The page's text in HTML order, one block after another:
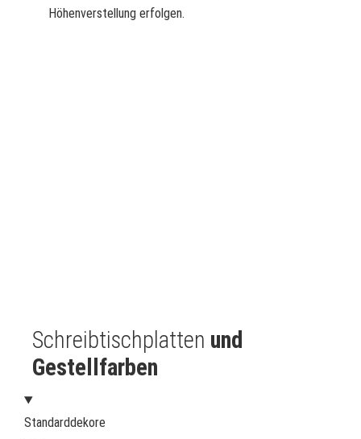
Höhenverstellung erfolgen.
Schreibtischplatten und
Gestellfarben
Standarddekore